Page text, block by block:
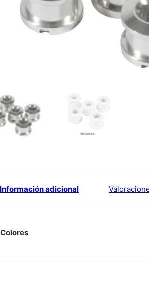
Información adicional
Colores